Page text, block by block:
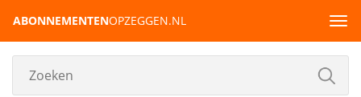
ABONNEMENTENOPZEGGEN.NL